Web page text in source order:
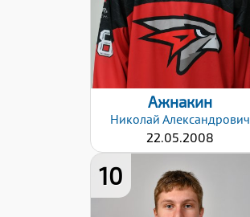
Дата заявки:
06.09.2024
Ажнакин
Николай Александрович
22.05.2008
10 Рост:
174